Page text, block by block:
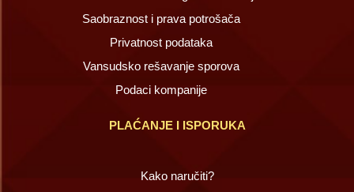
Saobraznost i prava potrošača
Privatnost podataka
Vansudsko rešavanje sporova
Podaci kompanije
PLAĆANJE I ISPORUKA
Kako naručiti?